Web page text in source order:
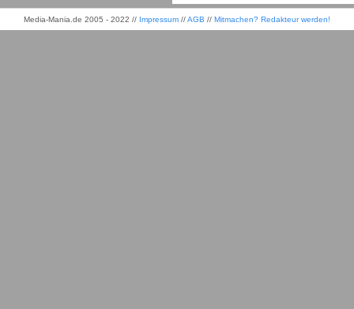
Media-Mania.de 2005 - 2022 // Impressum //AGB // Mitmachen? Redakteur werden!